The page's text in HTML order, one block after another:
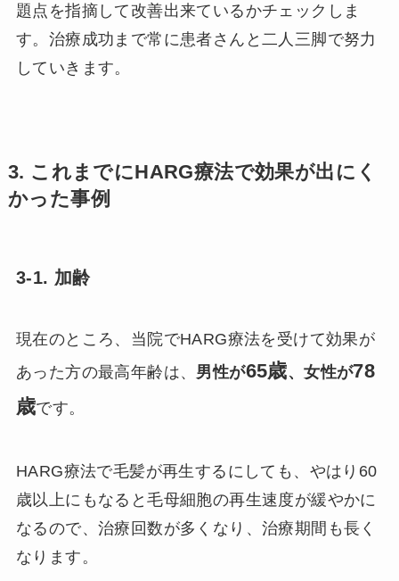
題点を指摘して改善出来ているかチェックしま
す。治療成功まで常に患者さんと二人三脚で努力
していきます。
3. これまでにHARG療法で効果が出にく
かった事例
3-1. 加齢
現在のところ、当院でHARG療法を受けて効果が
あった方の最高年齢は、 男性が65歳、女性が78
歳です。
HARG療法で毛髪が再生するにしても、やはり60
歳以上にもなると毛母細胞の再生速度が緩やかに
なるので、治療回数が多くなり、治療期間も長く
なります。